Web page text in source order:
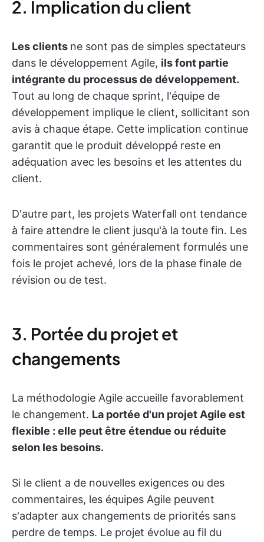
2. Implication du client
Les clients ne sont pas de simples spectateurs
dans le développement Agile, ils font partie
intégrante du processus de développement.
Tout au long de chaque sprint, l'équipe de
développement implique le client, sollicitant son
avis à chaque étape. Cette implication continue
garantit que le produit développé reste en
adéquation avec les besoins et les attentes du
client.
D'autre part, les projets Waterfall ont tendance
à faire attendre le client jusqu'à la toute fin. Les
commentaires sont généralement formulés une
fois le projet achevé, lors de la phase finale de
révision ou de test.
3. Portée du projet et
changements
La méthodologie Agile accueille favorablement
le changement. La portée d'un projet Agile est
flexible : elle peut être étendue ou réduite
selon les besoins.
Si le client a de nouvelles exigences ou des
commentaires, les équipes Agile peuvent
s'adapter aux changements de priorités sans
perdre de temps. Le projet évolue au fil du